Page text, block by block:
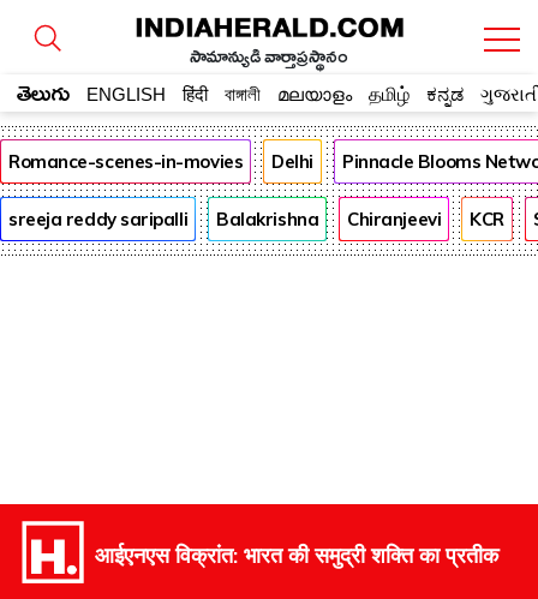
సామాన్యుడి వార్తాప్రస్థానం
తెలుగు ENGLISH हिंदी বাঙ্গালী മലയാളം தமிழ் ಕನ್ನಡ
Romance-scenes-in-movies Delhi Pinnacle Blooms
sreeja reddy saripalli Balakrishna Chiranjeevi KCR
आईएनएस विक्रांत: भारत की समुद्री शक्ति का प्रतीक